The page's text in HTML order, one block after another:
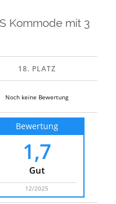
Kommode mit 3
Noch keine Bewertung
Bewertung
1,7
Gut
12/2025